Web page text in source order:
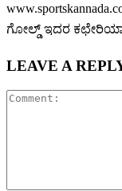
ಗೋಲ್ಡ್ ಇದರ
LEAVE A